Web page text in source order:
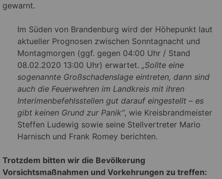
gewarnt.
Im Süden von Brandenburg wird der Höhepunkt laut
aktueller Prognosen zwischen Sonntagnacht und
Montagmorgen (ggf. gegen 04:00 Uhr / Stand
08.02.2020 13:00 Uhr) erwartet. „Sollte eine
sogenannte Großschadenslage eintreten, dann sind
auch die Feuerwehren im Landkreis mit ihren
Interimenbefehlsstellen gut darauf eingestellt – es
gibt keinen Grund zur Panik“, wie Kreisbrandmeister
Steffen Ludewig sowie seine Stellvertreter Mario
Harnisch und Frank Romey berichten.
Trotzdem bitten wir die Bevölkerung
Vorsichtsmaßnahmen und Vorkehrungen zu treffen: